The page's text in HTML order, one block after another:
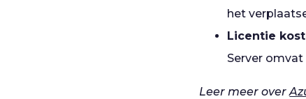
het
Licentie
Server
Leer meer over